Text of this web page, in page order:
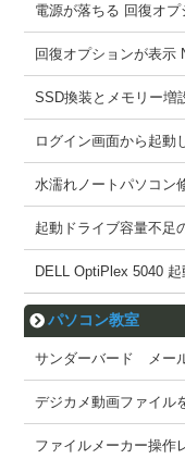
電源が落ちる 回復オ
回復オプションが表示
SSD換装とメモリー増
ログイン画面から起動
水濡れノートパソコン
起動ドライブ容量不足
DELL OptiPlex 5040
パソコン教室
サンダーバード メー
デジカメ動画ファイル
ファイルメーカー操作